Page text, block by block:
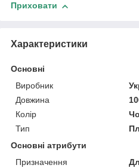
Приховати
Характеристики
Основні
Виробник
Довжина
Колір
Тип
Основні атрибути
Призначення